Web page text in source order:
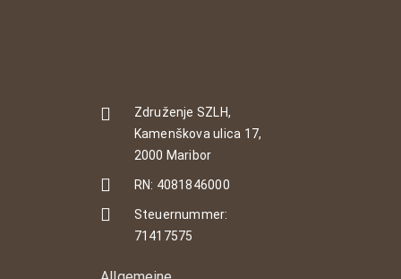
Združenje SZLH,
Kamenškova ulica 17,
2000 Maribor
RN: 4081846000
Steuernummer:
71417575